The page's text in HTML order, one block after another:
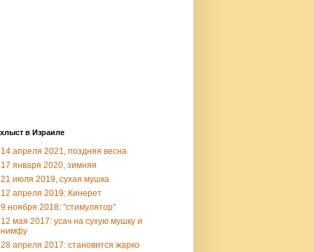
в Израиле
14 апреля 2021, поздняя весна
17 января 2020, зимняя
21 июля 2019, сухая мушка
12 апреля 2019: Кинерет
9 ноября 2018: "стимулятор"
12 мая 2017: усач на сухую мушку и
нимфу
28 апреля 2017: становится жарко